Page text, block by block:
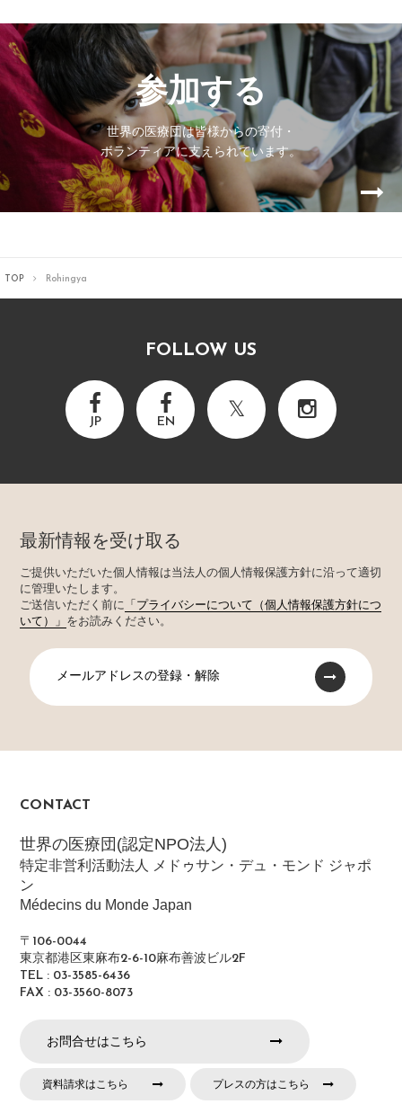
参加する
世界の医療団は皆様からの寄付・
ボランティアに支えられています。
TOP Rohingya
FOLLOW US
JP EN
最新情報を受け取る
ご提供いただいた個人情報は当法人の個人情報保護方針に沿って適切
に管理いたします。
ご送信いただく前に
「プライバシーについて（個人情報保護方針につ
いて）」 をお読みください。
メールアドレスの登録・解除
CONTACT
世界の医療団(認定NPO法人)
特定非営利活動法人 メドゥサン・デュ・モンド ジャポ
ン
Médecins du Monde Japan
〒106-0044
東京都港区東麻布2-6-10麻布善波ビル2F
TEL : 03-3585-6436
FAX : 03-3560-8073
お問合せはこちら
資料請求はこちら プレスの方はこちら